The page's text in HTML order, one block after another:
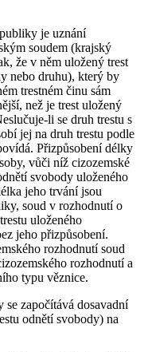
je uznání
soudem (krajský
že v něm uložený trest
nebo druhu), který by
trestném činu sám
než je trest uložený
li se druh trestu s
jej na druh trestu podle
Přizpůsobení délky
vůči níž cizozemské
svobody uloženého
jeho trvání jsou
soud v rozhodnutí o
uloženého
jeho přizpůsobení.
rozhodnutí soud
rozhodnutí a
typu věznice.
započítává dosavadní
odnětí svobody) na